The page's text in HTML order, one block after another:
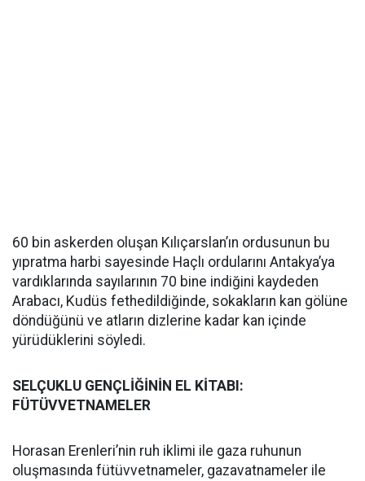
60 bin askerden oluşan Kılıçarslan’ın ordusunun bu
yıpratma harbi sayesinde Haçlı ordularını Antakya’ya
vardıklarında sayılarının 70 bine indiğini kaydeden
Arabacı, Kudüs fethedildiğinde, sokakların kan gölüne
döndüğünü ve atların dizlerine kadar kan içinde
yürüdüklerini söyledi.
SELÇUKLU GENÇLİĞİNİN EL KİTABI:
FÜTÜVVETNAMELER
Horasan Erenleri’nin ruh iklimi ile gaza ruhunun
oluşmasında fütüvvetnameler, gazavatnameler ile